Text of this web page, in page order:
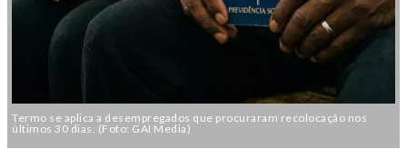
Termo se aplica a desempregados que procuraram recolocação nos
últimos 30 dias. (Foto: GAI Media)